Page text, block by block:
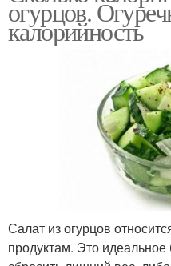
огурцов.
калорийность
Салат из огурцов
продуктам. Это